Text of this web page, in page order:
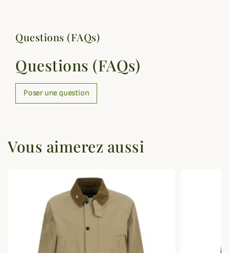
Questions (FAQs)
Questions (FAQs)
Poser une question
Vous aimerez aussi